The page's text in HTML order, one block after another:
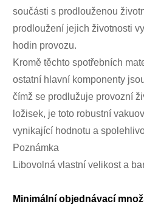
součásti s prodlouženou
prodloužení jejich životnosti
hodin provozu.
Kromě těchto spotřebních
ostatní hlavní komponenty
čímž se prodlužuje provozní
ložisek, je toto robustní
vynikající hodnotu a
Poznámka
Libovolná vlastní velikost a
Minimální objednávací